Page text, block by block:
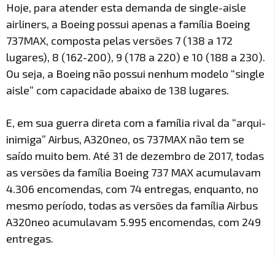
Hoje, para atender esta demanda de single-aisle
airliners, a Boeing possui apenas a família Boeing
737MAX, composta pelas versões 7 (138 a 172
lugares), 8 (162-200), 9 (178 a 220) e 10 (188 a 230).
Ou seja, a Boeing não possui nenhum modelo “single
aisle” com capacidade abaixo de 138 lugares.
E, em sua guerra direta com a família rival da “arqui-
inimiga” Airbus, A320neo, os 737MAX não tem se
saído muito bem. Até 31 de dezembro de 2017, todas
as versões da família Boeing 737 MAX acumulavam
4.306 encomendas, com 74 entregas, enquanto, no
mesmo período, todas as versões da família Airbus
A320neo acumulavam 5.995 encomendas, com 249
entregas.